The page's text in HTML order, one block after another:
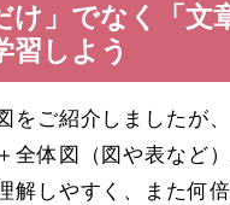
け」でなく「文
習しよう
をご紹介しましたが
全体図（図や表など
解しやすく、また何